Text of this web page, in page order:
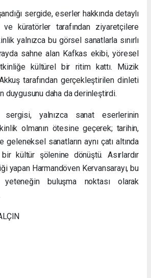
sergide, eserler hakkında detaylı
küratörler tarafından ziyaretçilere
yalnızca bu görsel sanatlarla sınırlı
sahne alan Kafkas ekibi, yöresel
kültürel bir ritim kattı. Müzik
tarafından gerçekleştirilen dinleti
duygusunu daha da derinleştirdi.
sergisi, yalnızca sanat eserlerinin
olmanın ötesine geçerek; tarihin,
geleneksel sanatların aynı çatı altında
kültür şölenine dönüştü. Asırlardır
yapan Harmandöven Kervansarayı, bu
buluşma noktası olarak